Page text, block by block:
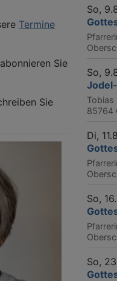
Termine
Sie
Sie
So,
So,
Tobias
85764
Di,
So,
So,